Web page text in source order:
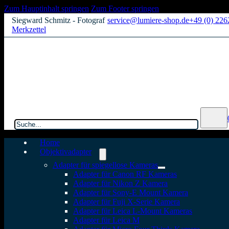
Zum Hauptinhalt springen Zum Footer springen
Siegward Schmitz - Fotograf service@lumiere-shop.de+49 (0)
Merkzettel
Home
Objektivadapter
Adapter für spiegellose Kameras
Adapter für Canon RF Kameras
Adapter für Nikon Z Kamera
Adapter für Sony-E Mount Kamera
Adapter für Fuji X-Serie Kamera
Adapter für Leica L-Mount Kameras
Adapter für Leica M